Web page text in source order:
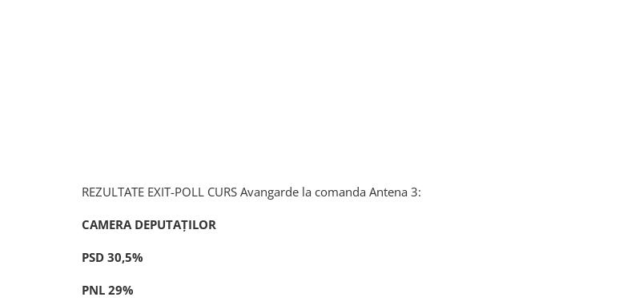
REZULTATE EXIT-POLL CURS Avangarde la comanda Antena 3:
CAMERA DEPUTAȚILOR
PSD 30,5%
PNL 29%